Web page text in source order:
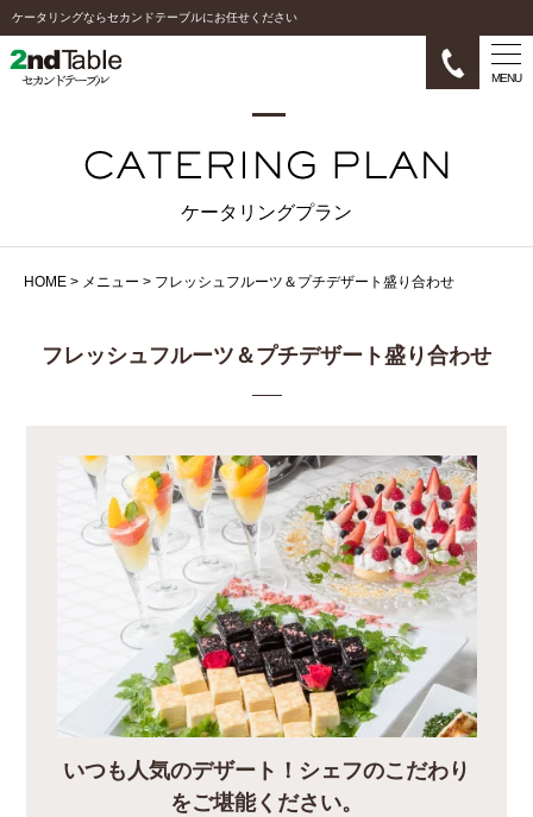
ケータリングならセカンドテーブルにお任せください
MENU
ケータリングプラン
HOME > メニュー > フレッシュフルーツ＆プチデザート盛り合わせ
フレッシュフルーツ＆プチデザート盛り合わせ
いつも人気のデザート！シェフのこだわり
をご堪能ください。